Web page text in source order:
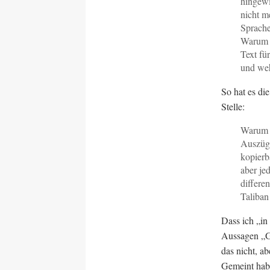
nicht
Text
und
So hat es
Stelle:
aber
Dass ich
Aussagen
das nicht,
Gemeint